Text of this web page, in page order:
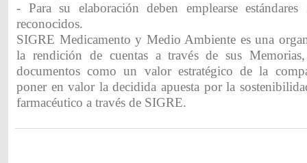
- Para su elaboración deben emplearse estándares
reconocidos.
SIGRE Medicamento y Medio Ambiente es una
la rendición de cuentas a través de sus Memorias,
documentos como un valor estratégico de la
poner en valor la decidida apuesta por la
farmacéutico a través de SIGRE.